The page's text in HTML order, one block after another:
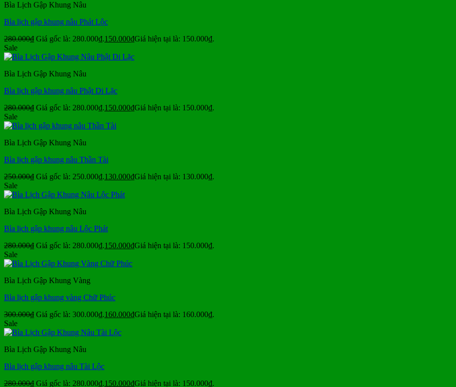
Bìa Lịch Gập Khung Nâu
Bìa lịch gập khung nâu Phát Lộc
280.000₫ Giá gốc là: 280.000₫.150.000₫Giá hiện tại là: 150.000₫.
Sale
Bìa Lịch Gập Khung Nâu
Bìa lịch gập khung nâu Phật Di Lặc
280.000₫ Giá gốc là: 280.000₫.150.000₫Giá hiện tại là: 150.000₫.
Sale
Bìa Lịch Gập Khung Nâu
Bìa lịch gập khung nâu Thần Tài
250.000₫ Giá gốc là: 250.000₫.130.000₫Giá hiện tại là: 130.000₫.
Sale
Bìa Lịch Gập Khung Nâu
Bìa lịch gập khung nâu Lộc Phát
280.000₫ Giá gốc là: 280.000₫.150.000₫Giá hiện tại là: 150.000₫.
Sale
Bìa Lịch Gập Khung Vàng
Bìa lịch gập khung vàng Chữ Phúc
300.000₫ Giá gốc là: 300.000₫.160.000₫Giá hiện tại là: 160.000₫.
Sale
Bìa Lịch Gập Khung Nâu
Bìa lịch gập khung nâu Tài Lộc
280.000₫ Giá gốc là: 280.000₫.150.000₫Giá hiện tại là: 150.000₫.